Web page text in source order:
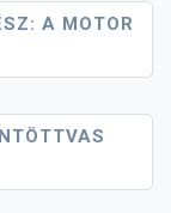
A MOTOR